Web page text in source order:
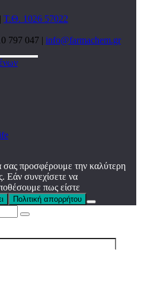
Τ.Θ. 1026 57022
797 047 | info@farmachem.gr
σας προσφέρουμε την καλύτερη
Εάν συνεχίσετε να
πως είστε
Πολιτική απορρήτου